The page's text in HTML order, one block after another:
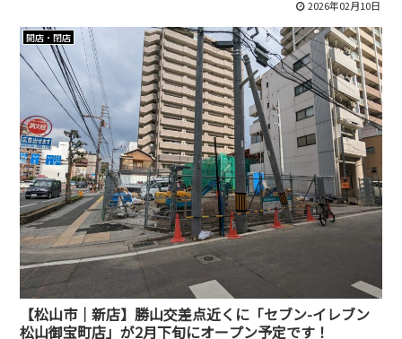
2026年02月10日
開店・閉店
【松山市｜新店】勝山交差点近くに「セブン-イレブン
松山御宝町店」が2月下旬にオープン予定です！